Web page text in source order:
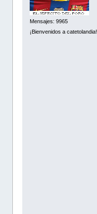
Mensajes: 9965
¡Bienvenidos a catetolandia!